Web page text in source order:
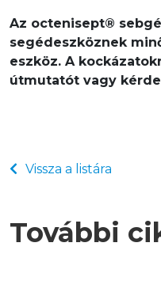
Az octenisept®
segédeszköznek
eszköz. A
útmutatót vagy
Vissza a listára
További